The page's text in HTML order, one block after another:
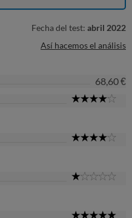
Fecha del test: abril 2022
Así hacemos el análisis
68,60 €